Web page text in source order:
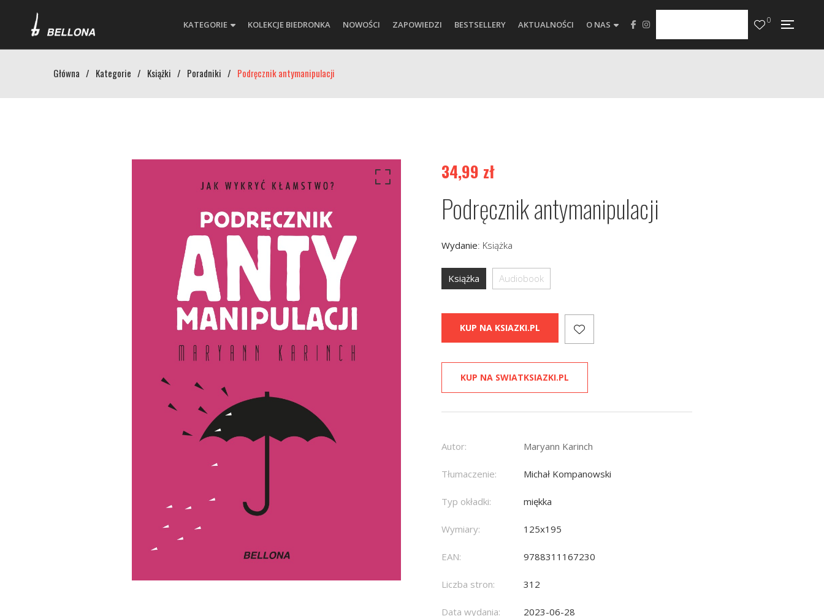
KATEGORIE KOLEKCJE BIEDRONKA NOWOŚCI ZAPOWIEDZI BESTSELLERY AKTUALNOŚCI O NAS 0
Główna / Kategorie / Książki / Poradniki / Podręcznik antymanipulacji
34,99 zł
Podręcznik antymanipulacji
Wydanie: Książka
Książka Audiobook
KUP NA KSIAZKI.PL
KUP NA SWIATKSIAZKI.PL
Autor: Maryann Karinch
Tłumaczenie: Michał Kompanowski
Typ okładki: miękka
Wymiary: 125x195
EAN: 9788311167230
Liczba stron: 312
Data wydania: 2023-06-28